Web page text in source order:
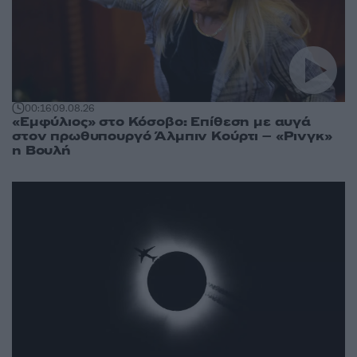
00:1609.08.26
«Εμφύλιος» στο Κόσοβο: Επίθεση με αυγά
στον πρωθυπουργό Άλμπιν Κούρτι – «Ρινγκ»
η Βουλή